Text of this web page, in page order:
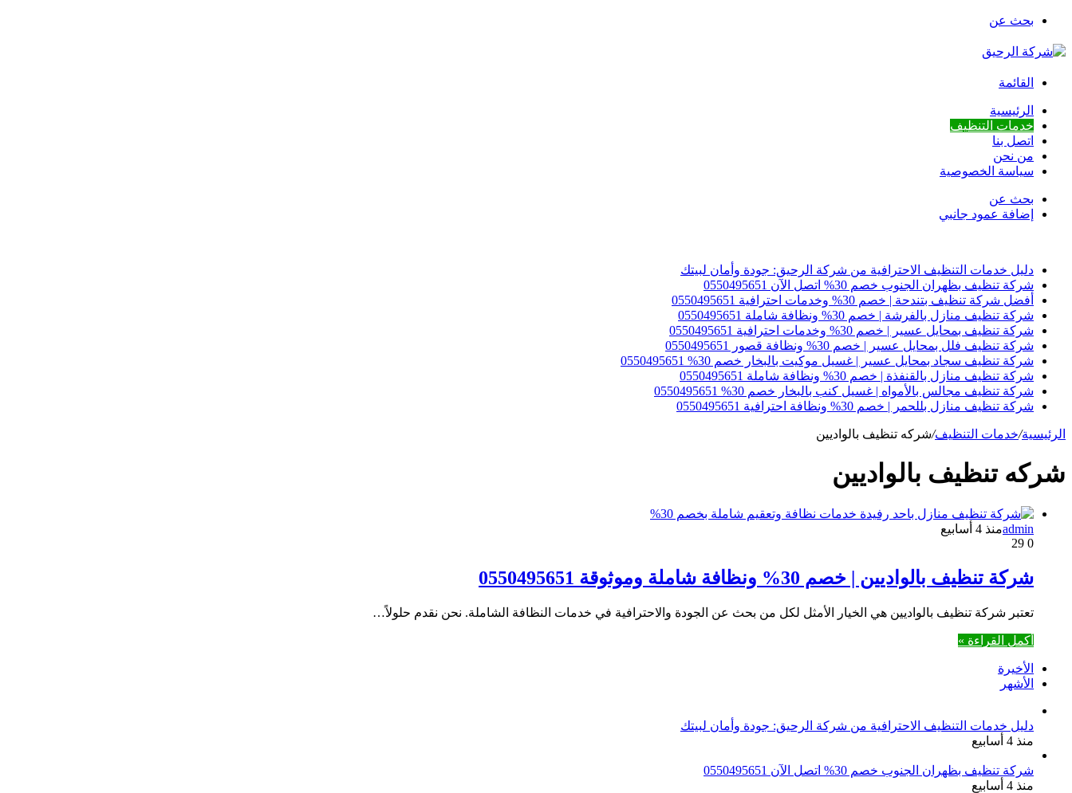
بحث عن
القائمة
الرئيسية
خدمات التنظيف
اتصل بنا
من نحن
سياسة الخصوصية
بحث عن
إضافة عمود جانبي
دليل خدمات التنظيف الاحترافية من شركة الرحيق: جودة وأمان لبيتك
شركة تنظيف بظهران الجنوب خصم 30% اتصل الآن 0550495651
أفضل شركة تنظيف بتندحة | خصم 30% وخدمات احترافية 0550495651
شركة تنظيف منازل بالفرشة | خصم 30% ونظافة شاملة 0550495651
شركة تنظيف بمحايل عسير | خصم 30% وخدمات احترافية 0550495651
شركة تنظيف فلل بمحايل عسير | خصم 30% ونظافة قصور 0550495651
شركة تنظيف سجاد بمحايل عسير | غسيل موكيت بالبخار خصم 30% 0550495651
شركة تنظيف منازل بالقنفذة | خصم 30% ونظافة شاملة 0550495651
شركة تنظيف مجالس بالأمواه | غسيل كنب بالبخار خصم 30% 0550495651
شركة تنظيف منازل بللحمر | خصم 30% ونظافة احترافية 0550495651
الرئيسية/خدمات التنظيف/شركه تنظيف بالواديين
شركه تنظيف بالواديين
adminمنذ 4 أسابيع
0
شركة تنظيف بالواديين | خصم 30% ونظافة شاملة وموثوقة 0550495651
تعتبر شركة تنظيف بالواديين هي الخيار الأمثل لكل من بحث عن الجودة والاحترافية في خدمات النظافة الشاملة. نحن نقدم حلولاً…
أكمل القراءة »
الأخيرة
الأشهر
دليل خدمات التنظيف الاحترافية من شركة الرحيق: جودة وأمان لبيتك
منذ 4 أسابيع
شركة تنظيف بظهران الجنوب خصم 30% اتصل الآن 0550495651
منذ 4 أسابيع